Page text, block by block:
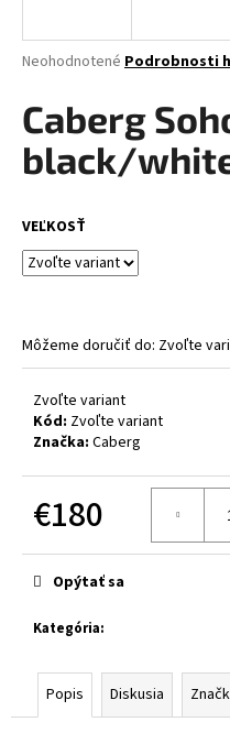
Priemerné
produktu
je
0,0
Neohodnotené Podrobnosti
Caberg
black/
VEĽKOSŤ
Môžeme doručiť do: Zvoľte
Zvoľte variant
Kód: Zvoľte variant
Značka: Caberg
€180
cena:
Kategória:
Opýtať sa
Popis Diskusia
j
ť
?
O
d
p
o
ú
XRC
BLACK
GLOSSY
€243